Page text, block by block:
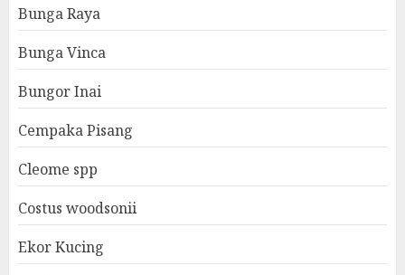
Bunga Raya
Bunga Vinca
Bungor Inai
Cempaka Pisang
Cleome spp
Costus woodsonii
Ekor Kucing